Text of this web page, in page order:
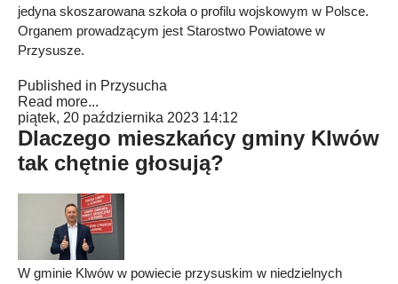
jedyna skoszarowana szkoła o profilu wojskowym w Polsce.
Organem prowadzącym jest Starostwo Powiatowe w
Przysusze.
Published in Przysucha
Read more...
piątek, 20 października 2023 14:12
Dlaczego mieszkańcy gminy Klwów
tak chętnie głosują?
W gminie Klwów w powiecie przysuskim w niedzielnych